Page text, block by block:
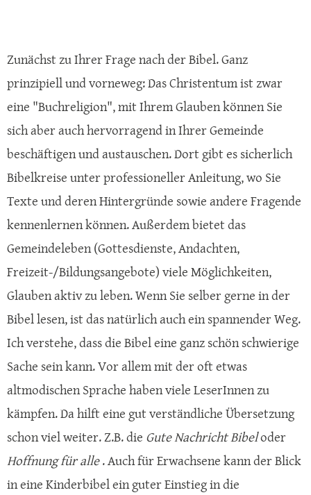
Zunächst zu Ihrer Frage nach der Bibel. Ganz
prinzipiell und vorneweg: Das Christentum ist zwar
eine "Buchreligion", mit Ihrem Glauben können Sie
sich aber auch hervorragend in Ihrer Gemeinde
beschäftigen und austauschen. Dort gibt es sicherlich
Bibelkreise unter professioneller Anleitung, wo Sie
Texte und deren Hintergründe sowie andere Fragende
kennenlernen können. Außerdem bietet das
Gemeindeleben (Gottesdienste, Andachten,
Freizeit-/Bildungsangebote) viele Möglichkeiten,
Glauben aktiv zu leben. Wenn Sie selber gerne in der
Bibel lesen, ist das natürlich auch ein spannender Weg.
Ich verstehe, dass die Bibel eine ganz schön schwierige
Sache sein kann. Vor allem mit der oft etwas
altmodischen Sprache haben viele LeserInnen zu
kämpfen. Da hilft eine gut verständliche Übersetzung
schon viel weiter. Z.B. die Gute Nachricht Bibeloder
Hoffnung für alle. Auch für Erwachsene kann der Blick
in eine Kinderbibel ein guter Einstieg in die